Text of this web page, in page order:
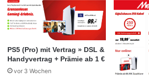
PS5 (Pro) mit Vertrag » DSL &
Handyvertrag + Prämie ab 1 €
vor 3 Wochen